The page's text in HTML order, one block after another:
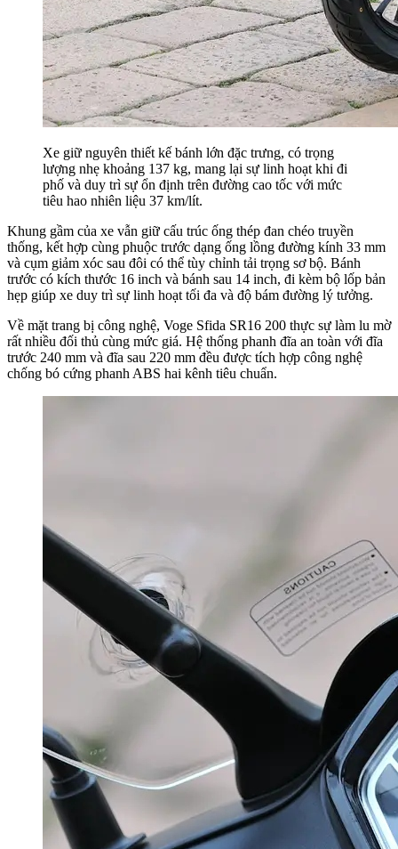
Xe giữ nguyên thiết kế bánh lớn đặc trưng, có trọng
lượng nhẹ khoảng 137 kg, mang lại sự linh hoạt khi đi
phố và duy trì sự ổn định trên đường cao tốc với mức
tiêu hao nhiên liệu 37 km/lít.
Khung gầm của xe vẫn giữ cấu trúc ống thép đan chéo truyền
thống, kết hợp cùng phuộc trước dạng ống lồng đường kính 33 mm
và cụm giảm xóc sau đôi có thể tùy chỉnh tải trọng sơ bộ. Bánh
trước có kích thước 16 inch và bánh sau 14 inch, đi kèm bộ lốp bản
hẹp giúp xe duy trì sự linh hoạt tối đa và độ bám đường lý tưởng.
Về mặt trang bị công nghệ, Voge Sfida SR16 200 thực sự làm lu mờ
rất nhiều đối thủ cùng mức giá. Hệ thống phanh đĩa an toàn với đĩa
trước 240 mm và đĩa sau 220 mm đều được tích hợp công nghệ
chống bó cứng phanh ABS hai kênh tiêu chuẩn.